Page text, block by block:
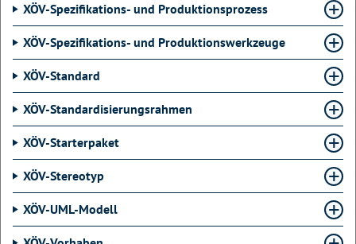
XÖV-Spezifikations- und Produktionsprozess
XÖV-Spezifikations- und Produktionswerkzeuge
XÖV-Standard
XÖV-Standardisierungsrahmen
XÖV-Starterpaket
XÖV-Stereotyp
XÖV-UML-Modell